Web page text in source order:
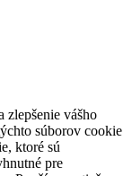
zlepšenie vášho
súborov cookie
ktoré sú
pre